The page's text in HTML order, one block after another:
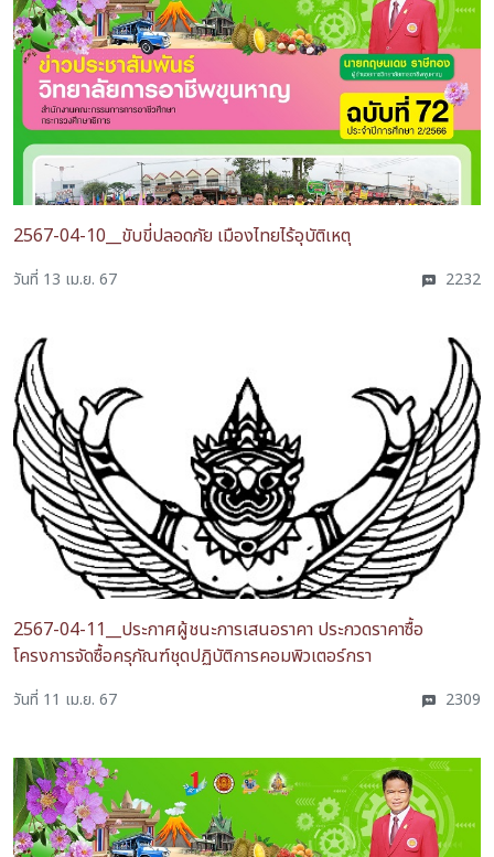
2567-04-10__ขับขี่ปลอดภัย เมืองไทยไร้อุบัติเหตุ
วันที่ 13 เม.ย. 67 2232
2567-04-11__ประกาศผู้ชนะการเสนอราคา ประกวดราคาซื้อ
โครงการจัดซื้อครุภัณฑ์ชุดปฏิบัติการคอมพิวเตอร์กรา
วันที่ 11 เม.ย. 67 2309